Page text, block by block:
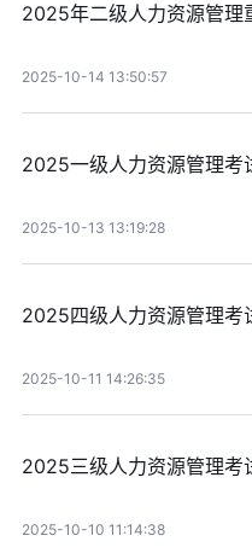
2025年二级人力资源管理
2025-10-14 13:50:57
2025一级人力资源管理考
2025-10-13 13:19:28
2025四级人力资源管理考
2025-10-11 14:26:35
2025三级人力资源管理考
2025-10-10 11:14:38